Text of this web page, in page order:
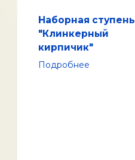
Наборная ступень
"Клинкерный
кирпичик"
Подробнее